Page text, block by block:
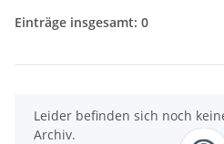
Einträge insgesamt: 0
xLeider befinden sich noch
Archiv.